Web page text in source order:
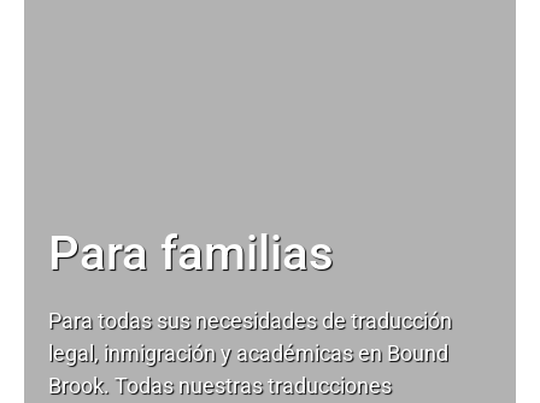
Para familias
Para todas sus necesidades detraducción
legal, inmigración y académicas en Bound
Brook. Todas nuestras traducciones